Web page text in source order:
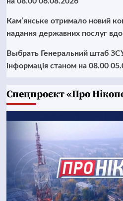
Кам’янське отримало новий
надання державних послуг
Выбрать Генеральний штаб
інформація станом на 08.00
Cпецпроєкт «Про